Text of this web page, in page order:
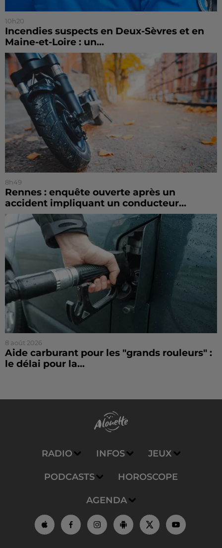
10h20
Incendies suspects en Deux-Sèvres et en
Maine-et-Loire : un...
8h49
Rennes : enquête ouverte après un
accident impliquant un conducteur...
8 août 2026
Aide carburant pour les "grands rouleurs" :
le délai pour la...
RADIO INFOS JEUX
PODCASTS HOROSCOPE
AGENDA